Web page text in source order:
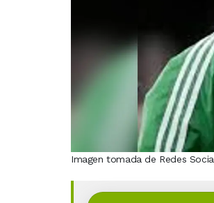
Imagen tomada de Redes